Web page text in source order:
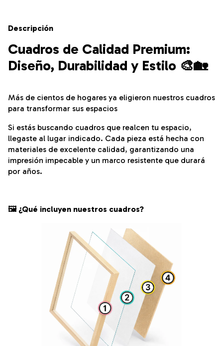
Descripción
Cuadros de Calidad Premium:
Diseño, Durabilidad y Estilo 🎨🏡
Más de cientos de hogares ya eligieron nuestros cuadros
para transformar sus espacios
Si estás buscando cuadros que realcen tu espacio,
llegaste al lugar indicado. Cada pieza está hecha con
materiales de excelente calidad, garantizando una
impresión impecable y un marco resistente que durará
por años.
🖼️ ¿Qué incluyen nuestros cuadros?